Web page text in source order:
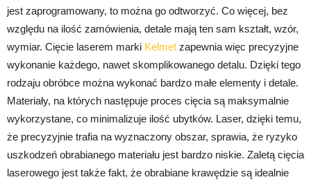
jest zaprogramowany, to można go odtworzyć. Co więcej, bez
względu na ilość zamówienia, detale mają ten sam kształt, wzór,
wymiar. Cięcie laserem marki Kelmet zapewnia więc precyzyjne
wykonanie każdego, nawet skomplikowanego detalu. Dzięki tego
rodzaju obróbce można wykonać bardzo małe elementy i detale.
Materiały, na których następuje proces cięcia są maksymalnie
wykorzystane, co minimalizuje ilość ubytków. Laser, dzięki temu,
że precyzyjnie trafia na wyznaczony obszar, sprawia, że ryzyko
uszkodzeń obrabianego materiału jest bardzo niskie. Zaletą cięcia
laserowego jest także fakt, że obrabiane krawędzie są idealnie